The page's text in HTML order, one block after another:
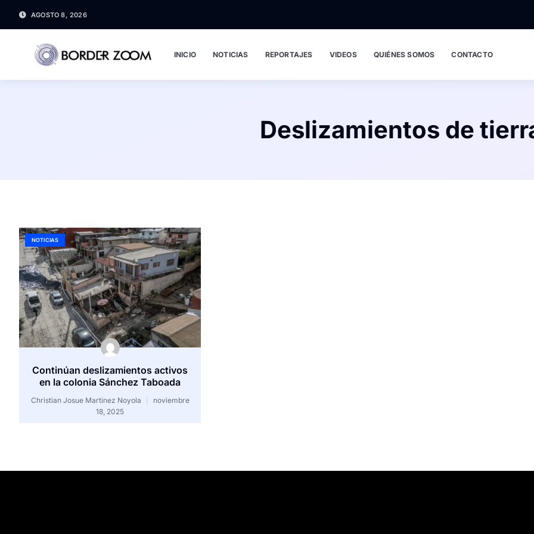
AGOSTO 8, 2026
INICIO NOTICIAS REPORTAJES VIDEOS QUIÉNES SOMOS CONTACTO
Deslizamientos de
NOTICIAS
Continúan deslizamientos activos
en la colonia Sánchez Taboada
Christian Josue Martinez Noyola
noviembre
18, 2025